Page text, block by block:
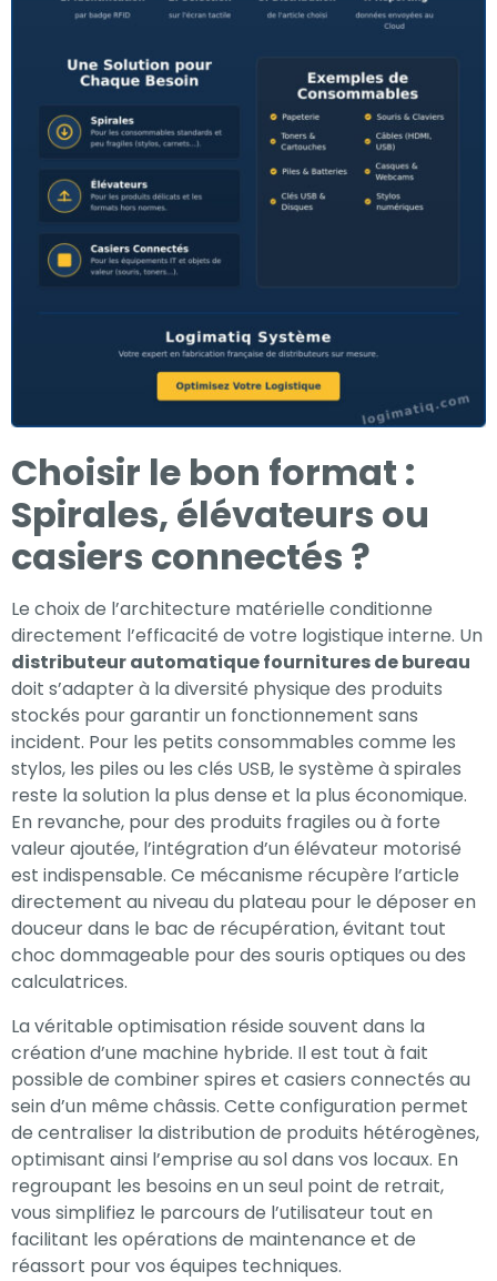
Choisir le bon format :
Spirales, élévateurs ou
casiers connectés ?
Le choix de l’architecture matérielle conditionne
directement l’efficacité de votre logistique interne. Un
distributeur automatique fournitures de bureau
doit s’adapter à la diversité physique des produits
stockés pour garantir un fonctionnement sans
incident. Pour les petits consommables comme les
stylos, les piles ou les clés USB, le système à spirales
reste la solution la plus dense et la plus économique.
En revanche, pour des produits fragiles ou à forte
valeur ajoutée, l’intégration d’un élévateur motorisé
est indispensable. Ce mécanisme récupère l’article
directement au niveau du plateau pour le déposer en
douceur dans le bac de récupération, évitant tout
choc dommageable pour des souris optiques ou des
calculatrices.
La véritable optimisation réside souvent dans la
création d’une machine hybride. Il est tout à fait
possible de combiner spires et casiers connectés au
sein d’un même châssis. Cette configuration permet
de centraliser la distribution de produits hétérogènes,
optimisant ainsi l’emprise au sol dans vos locaux. En
regroupant les besoins en un seul point de retrait,
vous simplifiez le parcours de l’utilisateur tout en
facilitant les opérations de maintenance et de
réassort pour vos équipes techniques.